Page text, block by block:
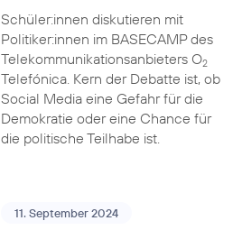
Schüler:innen diskutieren mit
Politiker:innen im BASECAMP des
Telekommunikationsanbieters O2
Telefónica. Kern der Debatte ist, ob
Social Media eine Gefahr für die
Demokratie oder eine Chance für
die politische Teilhabe ist.
11. September 2024